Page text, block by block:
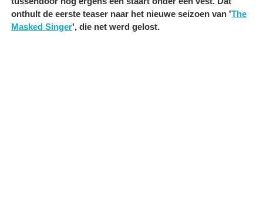
onthult de eerste teaser naar het nieuwe seizoen van 'The
Masked Singer', die net werd gelost.